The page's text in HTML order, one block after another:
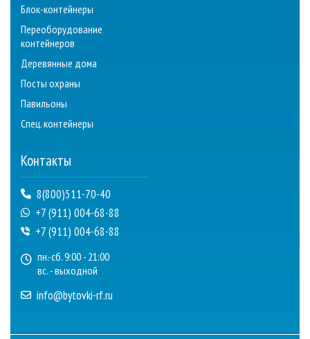
Блок-контейнеры
Переоборудование
контейнеров
Деревянные дома
Посты охраны
Павильоны
Спец. контейнеры
Контакты
8(800)511-70-40
+7 (911) 004-68-88
+7 (911) 004-68-88
пн.-сб. 9:00 - 21:00
вс. - выходной
info@bytovki-rf.ru